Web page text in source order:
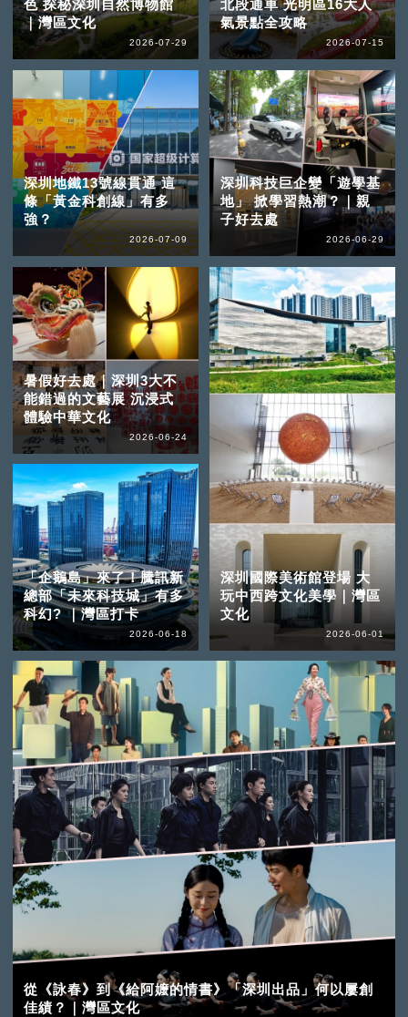
色 探秘深圳自然博物館
｜灣區文化
2026-07-29
北段通車 光明區16大人
氣景點全攻略
2026-07-15
深圳地鐵13號線貫通 這
條「黃金科創線」有多
強？
2026-07-09
深圳科技巨企變「遊學基
地」 掀學習熱潮？｜親
子好去處
2026-06-29
暑假好去處｜深圳3大不
能錯過的文藝展 沉浸式
體驗中華文化
2026-06-24
「企鵝島」來了！騰訊新
總部「未來科技城」有多
科幻? ｜灣區打卡
2026-06-18
從《詠春》到《給阿嬤的情書》「深圳出品」何以屢創
佳績？｜灣區文化
深圳國際美術館登場 大
玩中西跨文化美學｜灣區
文化
2026-06-01